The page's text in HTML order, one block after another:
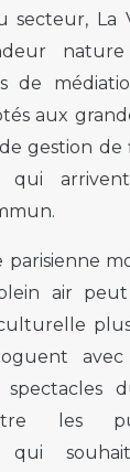
secteur,
de
aux
gestion
qui
parisienne
air peut
les
qui